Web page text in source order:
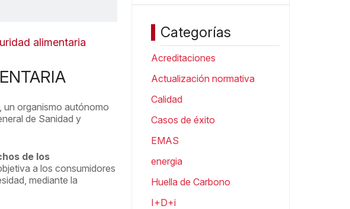
alimentaria
, un organismo autónomo
de Sanidad y
de los
a los consumidores
mediante la
Categorías
Acreditaciones
Actualización normativa
Calidad
Casos de éxito
EMAS
energia
Huella de Carbono
I+D+i